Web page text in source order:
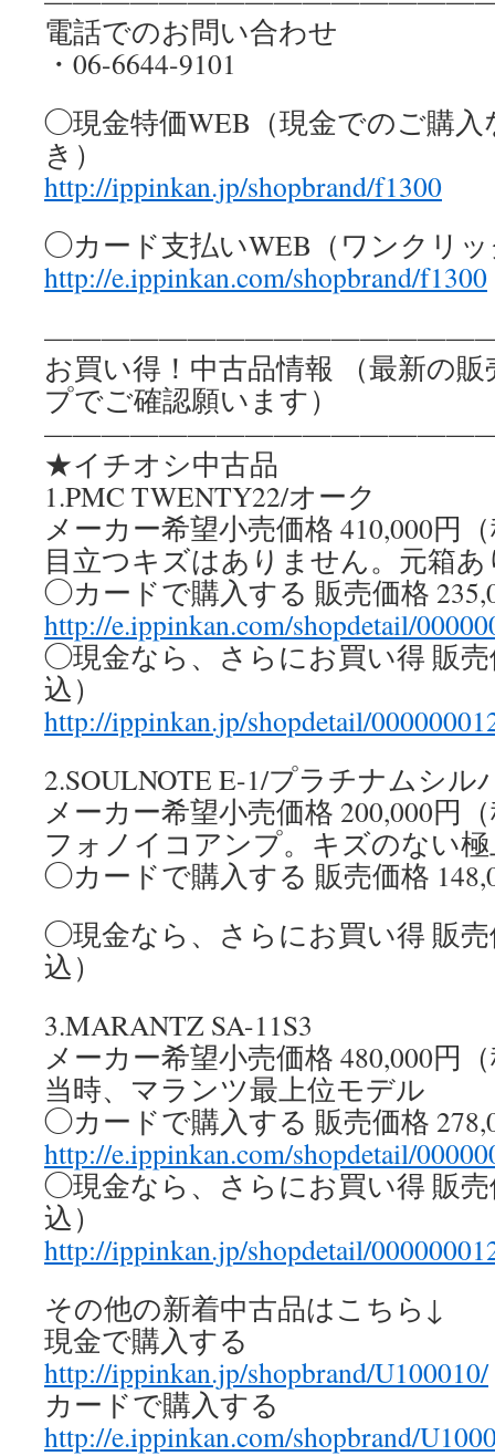
電話でのお問い合わせ
・06-6644-9101
◯現金特価WEB（現金でのご購
き）
http://ippinkan.jp/shopbrand/f1300
◯カード支払いWEB（ワンクリ
http://e.ippinkan.com/shopbrand/f1300
お買い得！中古品情報 （最新の
プでご確認願います）
★イチオシ中古品
1.PMC TWENTY22/オーク
メーカー希望小売価格 410,000円
目立つキズはありません。元箱
◯カードで購入する 販売価格
http://e.ippinkan.com/shopdetail/
◯現金なら、さらにお買い得 販売
込）
http://ippinkan.jp/shopdetail/
2.SOULNOTE E-1/プラチナムシル
メーカー希望小売価格 200,000円
フォノイコアンプ。キズのない
◯カードで購入する 販売価格
◯現金なら、さらにお買い得 販売
込）
3.MARANTZ SA-11S3
メーカー希望小売価格 480,000円
当時、マランツ最上位モデル
◯カードで購入する 販売価格
http://e.ippinkan.com/shopdetail/
◯現金なら、さらにお買い得 販売
込）
http://ippinkan.jp/shopdetail/
その他の新着中古品はこちら↓
現金で購入する
http://ippinkan.jp/shopbrand/U100010/
カードで購入する
http://e.ippinkan.com/shopbrand/